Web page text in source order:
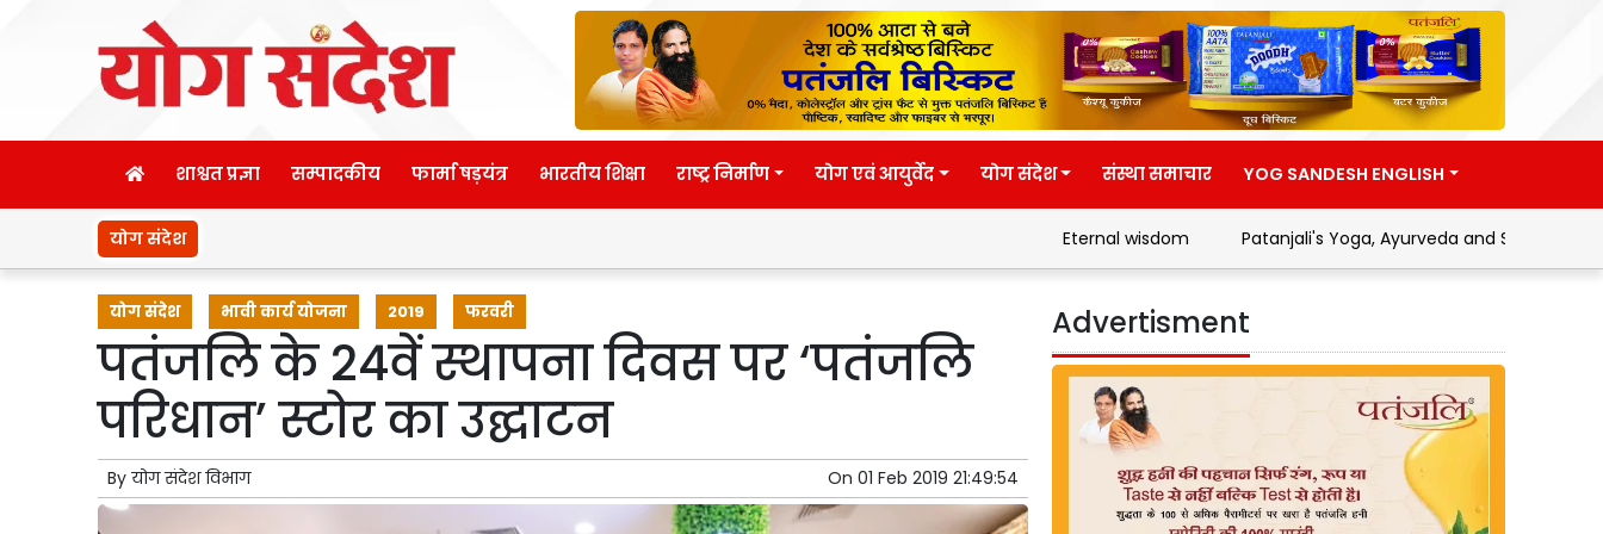
शाश्वत प्रज्ञा सम्पादकीय फार्मा षड़यंत्र भारतीय शिक्षा राष्ट्र निर्माण योग एवं आयुर्वेद योग संदेश संस्था समाचार YOG SANDESH ENGLISH
योग संदेश Eternal wisdom Patanjali's Yoga, Ayurveda and Swadeshi Movement
योग संदेश भावी कार्य योजना 2019 फरवरी
पतंजलि के 24वें स्थापना दिवस पर ‘पतंजलि
परिधान’ स्टोर का उद्घाटन
By योग संदेश विभाग On 01 Feb 2019 21:49:54
Advertisment